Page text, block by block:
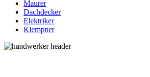
Maurer
Dachdecker
Elektriker
Klempner